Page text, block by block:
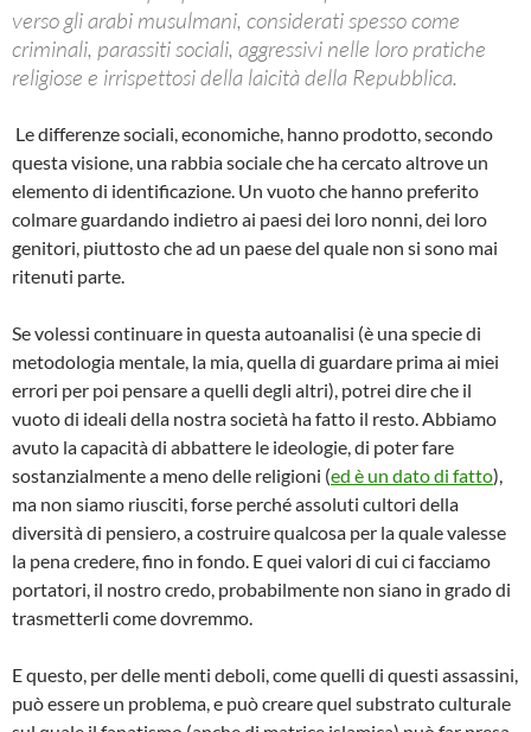
verso gli arabi musulmani, considerati spesso come
criminali, parassiti sociali, aggressivi nelle loro pratiche
religiose e irrispettosi della laicità della Repubblica.
Le differenze sociali, economiche, hanno prodotto, secondo
questa visione, una rabbia sociale che ha cercato altrove un
elemento di identificazione. Un vuoto che hanno preferito
colmare guardando indietroai paesi dei loro nonni, dei loro
genitori, piuttosto che ad un paese del quale non si sono mai
ritenuti parte.
Se volessi continuare in questa autoanalisi (è una specie di
metodologia mentale, la mia, quella di guardare prima ai miei
errori per poi pensare a quelli degli altri), potrei dire che il
vuoto di ideali della nostra società ha fatto il resto. Abbiamo
avuto la capacità di abbattere le ideologie, di poter fare
sostanzialmente a meno delle religioni (ed è un dato di fatto),
ma non siamo riusciti, forse perché assoluti cultori della
diversità di pensiero, a costruire qualcosa per la quale valesse
la pena credere, fino in fondo. E quei valori di cui ci facciamo
portatori, il nostro credo, probabilmente non siano in grado di
trasmetterli come dovremmo.
E questo, per delle menti deboli, come quelli di questi assassini,
può essere un problema, e può creare quel substrato culturale